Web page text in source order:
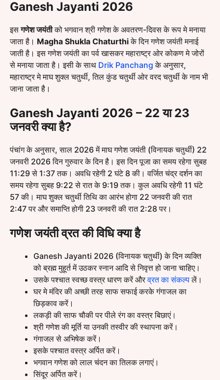
Ganesh Jayanti 2026
इसगणेश जयंतीको भगवान श्री गणेश के अवतरण-दिवस के रूप मे मनाया
जाता है। Magha Shukla Chaturthiके दिन गणेश जयंती मनाई
जाती है। इस गणेश जयंती का पर्व खासकर महाराष्ट्र ओर कोकण मे जोरों
से मनाया जाता है। इसी के साथ Drik Panchang के अनुसार,
महाराष्ट्र मे माघ शुक्ल चतुर्थी, तिल कुंड चतुर्थी ओर वरद चतुर्थी के नाम भी
जाना जाता है।
Ganesh Jayanti 2026 – 22 या 23
जनवरी क्या है?
पंचांग के अनुसार, साल 2026 में माघ गणेश जयंती (विनायक चतुर्थी) 22
जनवरी 2026 दिन गुरुवार के दिन है। इस दिन पूजा का समय रहेगा सुबह
11:29 से 1:37 तक। अवधि रहेगी 2 घंटे 8 की। वर्जित चंद्र दर्शन का
समय रहेगा सुबह 9:22 से रात के 9:19 तक। कुल अवधि रहेगी 11 घंटे
57 की। माघ शुक्ल चतुर्थी तिथि का आरंभ होगा 22 जनवरी की रात
2:47 पर और समाप्ति होगी 23 जनवरी की रात 2:28 पर।
गणेश जयंती व्रत की विधि क्या है
Ganesh Jayanti 2026 (विनायक चतुर्थी) के दिन व्यक्ति
को ब्रह्म मुहूर्त में उठकर स्नान आदि से निवृत्त हो जाना चाहिए।
उसके पश्चात स्वच्छ वस्त्र धारण करें औरव्रत का संकल्पलें।
घर मे मंदिर की अच्छी तरह साफ सफाई करके गंगाजल का
छिड़काव करें।
लकड़ी की साफ चौकी पर पीले रंग का वस्त्र बिछाएं।
श्री गणेश की मूर्ति या उनकी तस्वीर की स्थापना करें।
गंगाजल से अभिषेक करें।
इसके पश्चात वस्त्र अर्पित करें।
भगवान गणेश को लाल चंदन का तिलक लगाएं।
सिंदूर अर्पित करें।